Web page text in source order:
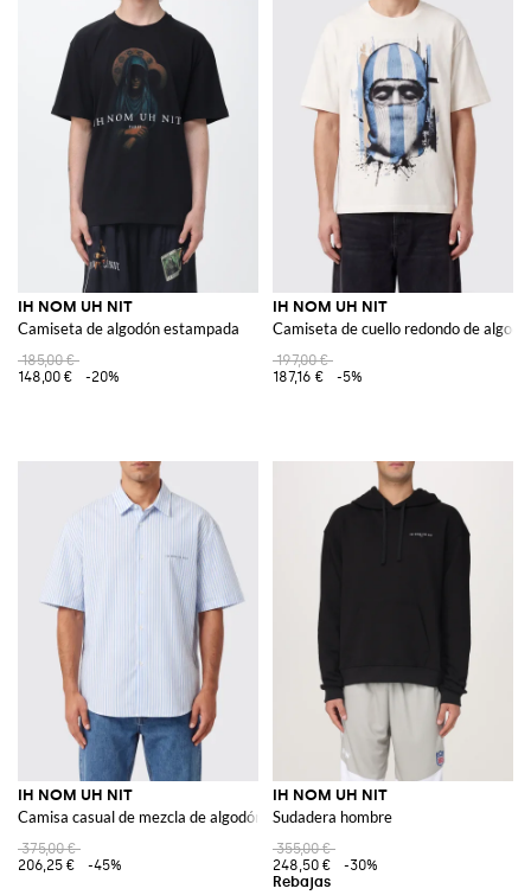
IH NOM UH NIT
Camiseta de algodón estampada
185,00 €
148,00 €
-20%
IH NOM UH NIT
Camiseta de cuello redondo de
197,00 €
187,16 €
-5%
IH NOM UH NIT
Camisa casual de mezcla de algodón a rayas
375,00 €
206,25 €
-45%
IH NOM UH NIT
Sudadera hombre
355,00 €
248,50 €
-30%